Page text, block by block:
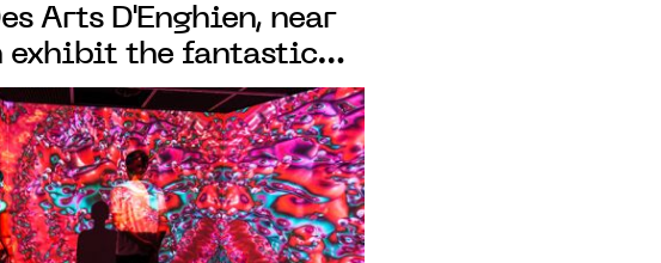
Arts D'Enghien, near
exhibit the fantastic
Yoichiro Kawaguchi